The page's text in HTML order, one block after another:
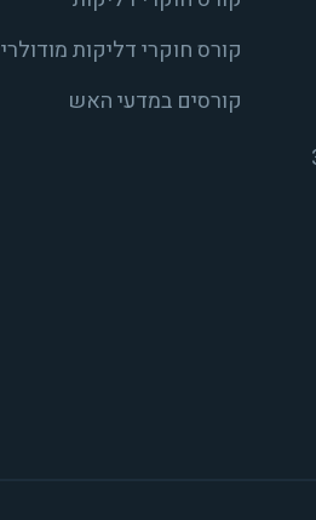
קורס חוקרי דליקות מודולרי
קורסים במדעי האש